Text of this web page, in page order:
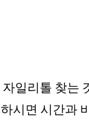
일리톨 찾
시면 시간과